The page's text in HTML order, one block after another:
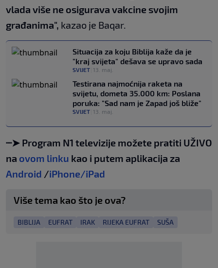
vlada više ne osigurava vakcine svojim
građanima", kazao je Baqar.
Situacija za koju Biblija kaže da je
"kraj svijeta" dešava se upravo sada
SVIJET 13. maj.
Testirana najmoćnija raketa na
svijetu, dometa 35.000 km: Poslana
poruka: "Sad nam je Zapad još bliže"
SVIJET 13. maj.
┈➤ Program N1 televizije možete pratiti UŽIVO
na ovom linku kao i putem aplikacija za
Android /iPhone/iPad
Više tema kao što je ova?
BIBLIJA EUFRAT IRAK RIJEKA EUFRAT SUŠA